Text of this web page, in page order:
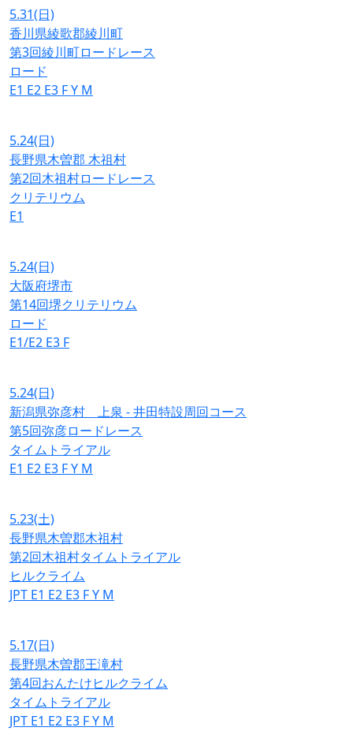
5.31(日)
香川県綾歌郡綾川町
第3回綾川町ロードレース
ロード
E1 E2 E3 FY M
5.24(日)
長野県木曽郡 木祖村
第2回木祖村ロードレース
クリテリウム
E1
5.24(日)
大阪府堺市
第14回堺クリテリウム
ロード
E1/E2 E3 F
5.24(日)
新潟県弥彦村 上泉 - 井田特設周回コース
第5回弥彦ロードレース
タイムトライアル
E1 E2 E3 FY M
5.23(土)
長野県木曽郡木祖村
第2回木祖村タイムトライアル
ヒルクライム
JPT E1 E2 E3 FY M
5.17(日)
長野県木曽郡王滝村
第4回おんたけヒルクライム
タイムトライアル
JPT E1 E2 E3 FY M